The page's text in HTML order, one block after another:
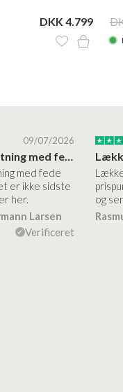
DKK 4.799
09/07/2026
Super forretning med fede produkter
med fede
er ikke sidste
her.
Larsen
Verificeret
og